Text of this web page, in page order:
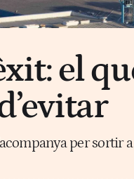
el
per sortir